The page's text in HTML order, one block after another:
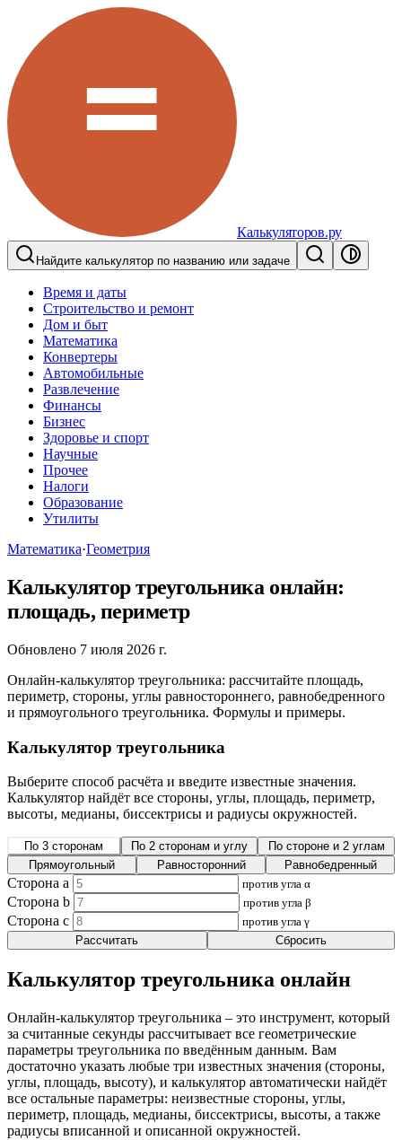
Калькуляторов.ру
Найдите калькулятор по названию или задаче
Время и даты
Строительство и ремонт
Дом и быт
Математика
Конвертеры
Автомобильные
Развлечение
Финансы
Бизнес
Здоровье и спорт
Научные
Прочее
Налоги
Образование
Утилиты
Математика·Геометрия
Калькулятор треугольника онлайн:
площадь, периметр
Обновлено 7 июля 2026 г.
Онлайн-калькулятор треугольника: рассчитайте площадь,
периметр, стороны, углы равностороннего, равнобедренного
и прямоугольного треугольника. Формулы и примеры.
Калькулятор треугольника
Выберите способ расчёта и введите известные значения.
Калькулятор найдёт все стороны, углы, площадь, периметр,
высоты, медианы, биссектрисы и радиусы окружностей.
По 3 сторонам По 2 сторонам и углу
По стороне и 2 углам
Прямоугольный
Равносторонний Равнобедренный
Сторона a против угла α
Сторона b против угла β
Сторона c
против угла γ
Рассчитать
Сбросить
Калькулятор треугольника онлайн
Онлайн-калькулятор треугольника – это инструмент, который
за считанные секунды рассчитывает все геометрические
параметры треугольника по введённым данным. Вам
достаточно указать любые три известных значения (стороны,
углы, площадь, высоту), и калькулятор автоматически найдёт
все остальные параметры: неизвестные стороны, углы,
периметр, площадь, медианы, биссектрисы, высоты, а также
радиусы вписанной и описанной окружностей.